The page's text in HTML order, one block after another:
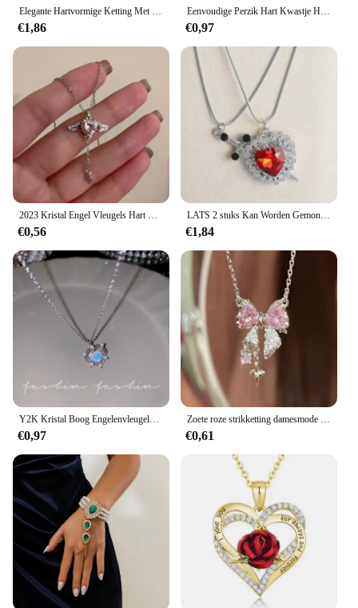
Elegante Hartvormige Ketting Met Rode Roze Hanger-Perfect Romantisch Cadeau Voor Jubilea, Vakantiesniche-Stijl, Voortreffelijk
€1,86
Eenvoudige Perzik Hart Kwastje Hanger Slot Been Ketting Voor Dames 2023 Goudkleurige Metalen Holle Kruis Ketting Meisjes Mode Sieraden
€0,97
2023 Kristal Engel Vleugels Hart Hanger Kettingen Dames Meisje Eenvoudige Y 2K Roze Wit Zirkoon Liefde Elegante Ketting Vrouwen Sieraden
€0,56
LATS 2 stuks Kan Worden Gemonteerd Hart en Zwaard Zirkoon Hanger Ketting voor Vrouwen Mannen Paar Zilver Vergulde Choker Ketting sieraden
€1,84
€0,97 €0,61